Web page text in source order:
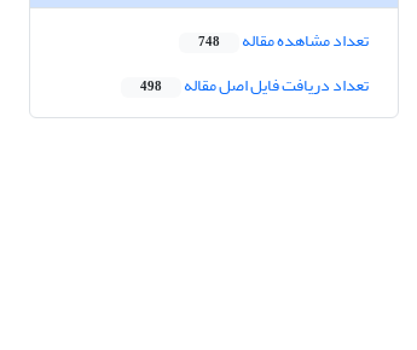
تعداد مشاهده مقاله 748
تعداد دریافت فایل اصل مقاله 498